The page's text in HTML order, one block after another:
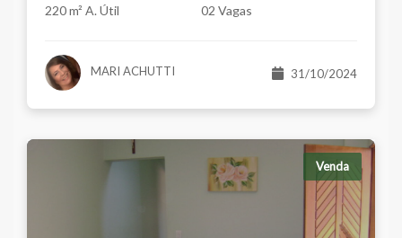
220 m² A. Útil 02 Vagas
MARI ACHUTTI 31/10/2024
Venda